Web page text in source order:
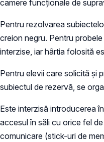
camere funcționale de
Pentru rezolvarea
creion negru. Pentru
interzise, iar hârtia folosită
Pentru elevii care solicită și
subiectul de rezervă, se
Este interzisă introducerea
accesul în săli cu orice fel
comunicare (stick-uri de